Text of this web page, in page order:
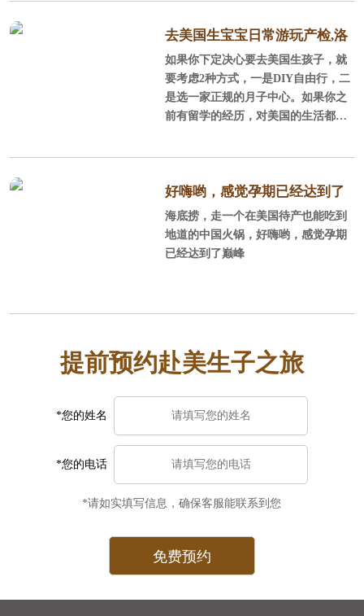
去美国生宝宝日常游玩产检,洛
杉矶待产记
如果你下定决心要去美国生孩子，就
要考虑2种方式，一是DIY自由行，二
是选一家正规的月子中心。如果你之
前有留学的经历，对美国的生活都还
公停止工作，陪产的性价比不如找个
月子中心。一般对美国不太熟悉，或
者只是游玩过，同行的人也都不会外
语或者没有国外生活经历，建议订月
好嗨哟，感觉孕期已经达到了
巅峰
海底捞，走一个在美国待产也能吃到
地道的中国火锅，好嗨哟，感觉孕期
已经达到了巅峰
提前预约赴美生子之旅
*您的姓名
*您的电话
*请如实填写信息，确保客服能联系到您